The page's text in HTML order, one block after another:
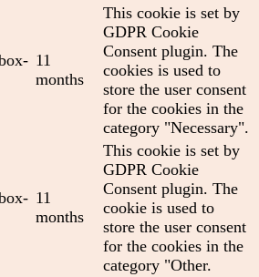
11
months
This cookie is set by
GDPR Cookie
Consent plugin. The
cookies is used to
store the user consent
for the cookies in the
category "Necessary".
11
months
This cookie is set by
GDPR Cookie
Consent plugin. The
cookie is used to
store the user consent
for the cookies in the
category "Other.